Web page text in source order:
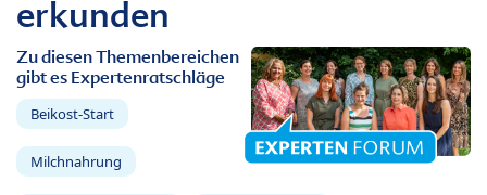
erkunden
Zu diesen Themenbereichen
gibt es Expertenratschläge
Beikost-Start
Milchnahrung